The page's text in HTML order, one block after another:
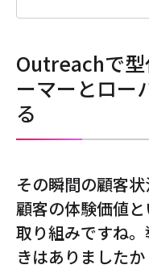
Outreachで型
ーマーとロー
る
――その瞬間の顧客
顧客の体験価値
取り組みですね
きはありましたか